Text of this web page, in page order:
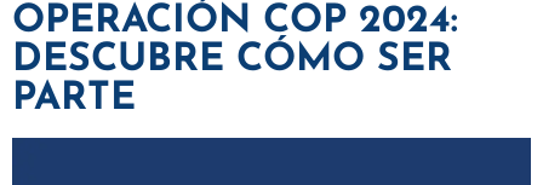
OPERACIÓN COP 2024:
DESCUBRE CÓMO SER
PARTE